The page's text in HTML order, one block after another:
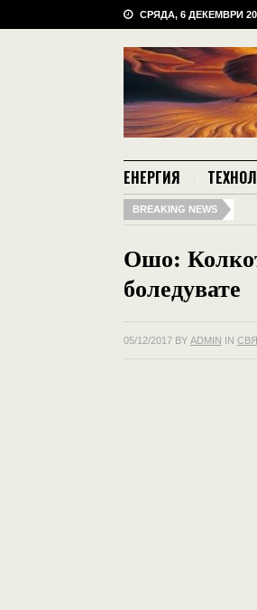
СРЯДА, 6 ДЕКЕМВРИ
ЕНЕРГИЯ
BREAKING NEWS
Ошо:
боледувате
05/12/2017 BY ADMIN IN